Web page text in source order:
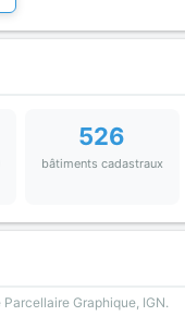
526
bâtiments cadastraux
Graphique, IGN.